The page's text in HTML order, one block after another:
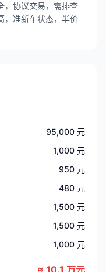
，协议交易，需排查
，准新车状态，半价
95,000 元
1,000 元
950 元
480 元
1,500 元
1,500 元
1,000 元